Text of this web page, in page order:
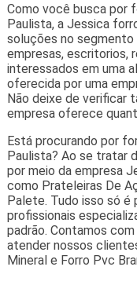
Como você busca por
Paulista, a Jessica
soluções no segmento
empresas, escritorios,
interessados em uma
oferecida por uma
Não deixe de verificar
empresa oferece
Está procurando por
Paulista? Ao se tratar
por meio da empresa
como Prateleiras De
Palete. Tudo isso só é
profissionais
padrão. Contamos
atender nossos
Mineral e Forro Pvc